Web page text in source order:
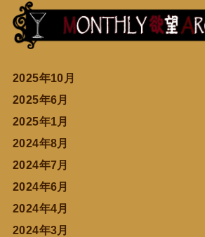
2025年10月
2025年6月
2025年1月
2024年8月
2024年7月
2024年6月
2024年4月
2024年3月